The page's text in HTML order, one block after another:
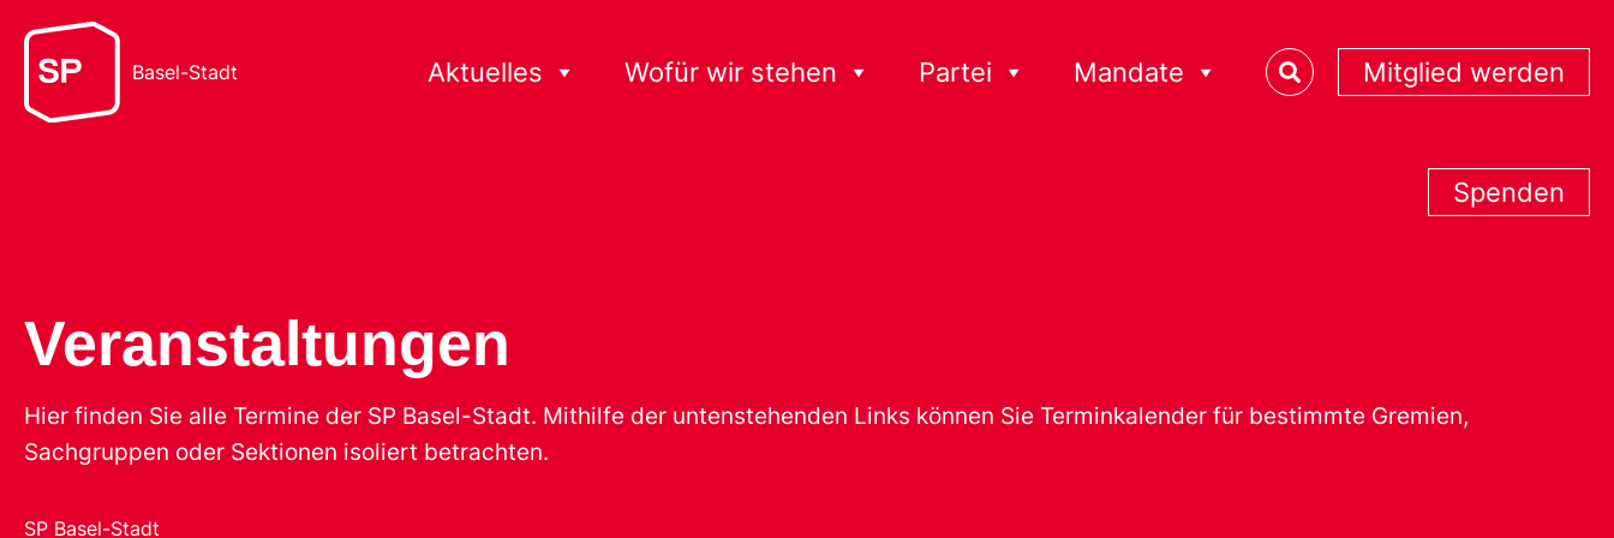
Basel-Stadt Aktuelles Wofür wir stehen Partei Mandate Mitglied werden
Spenden
Veranstaltungen
Hier finden Sie alle Termine der SP Basel-Stadt. Mithilfe der untenstehenden Links können Sie Terminkalender für bestimmte Gremien,
Sachgruppen oder Sektionen isoliert betrachten.
SP Basel-Stadt